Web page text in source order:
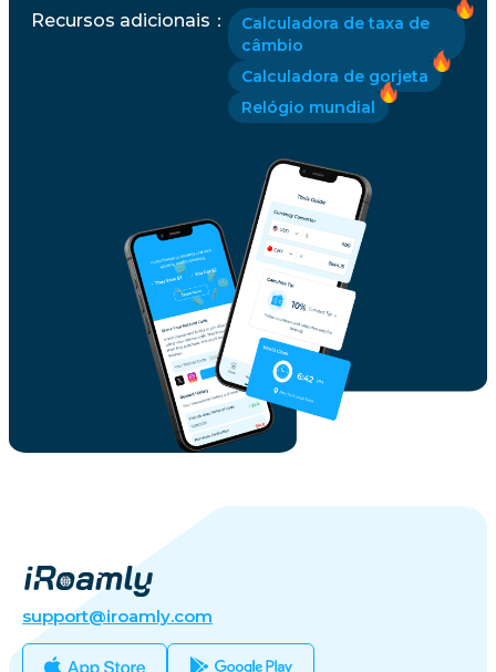
Recursos adicionais ：
Calculadora de taxa de
câmbio
Calculadora de gorjeta
Relógio mundial
support@iroamly.com